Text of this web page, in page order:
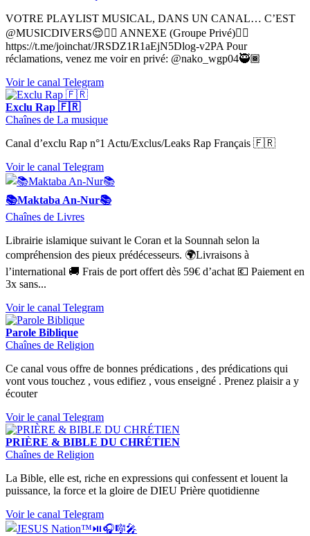
VOTRE PLAYLIST MUSICAL, DANS UN CANAL… C’EST
@MUSICDIVERS😌👌🏽 ANNEXE (Groupe Privé)👉🏽
https://t.me/joinchat/JRSDZ1R1aEjN5Dlog-v2PA Pour
réclamations, venez me voir en privé: @nako_wgp04🥷🏾
Voir le canal Telegram
Exclu Rap 🇫🇷
Chaînes de La musique
Canal d’exclu Rap n°1 Actu/Exclus/Leaks Rap Français 🇫🇷
Voir le canal Telegram
📚Maktaba An-Nur📚
Chaînes de Livres
Librairie islamique suivant le Coran et la Sounnah selon la
compréhension des pieux prédécesseurs. 🌍Livraisons à
l’international 🚚 Frais de port offert dès 59€ d’achat 💶 Paiement en
3x sans...
Voir le canal Telegram
Parole Biblique
Chaînes de Religion
Ce canal vous offre de bonnes prédications , des prédications qui
vont vous touchez , vous edifiez , vous enseigné . Prenez plaisir a y
écouter
Voir le canal Telegram
PRIÈRE & BIBLE DU CHRÉTIEN
Chaînes de Religion
La Bible, elle est, riche en expressions qui confessent et louent la
puissance, la force et la gloire de DIEU Prière quotidienne
Voir le canal Telegram